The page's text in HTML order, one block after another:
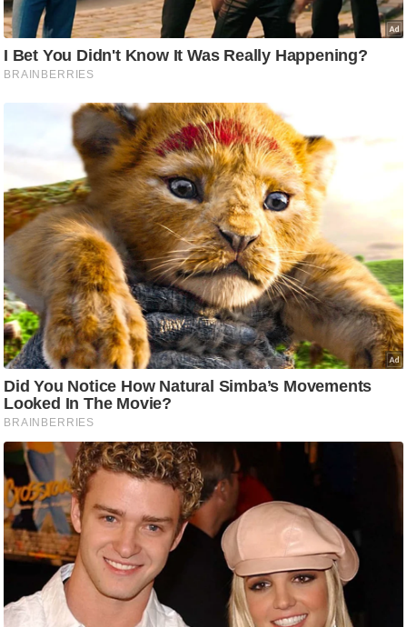
मी
क्षा
B
n
g
N
w
s
ला
इ
फ
स्टा
इ
ल
टे
क्नॉ
लॉ
जी
ब्यू